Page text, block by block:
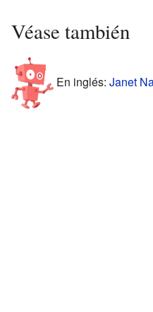
Véase también
En inglés: Janet